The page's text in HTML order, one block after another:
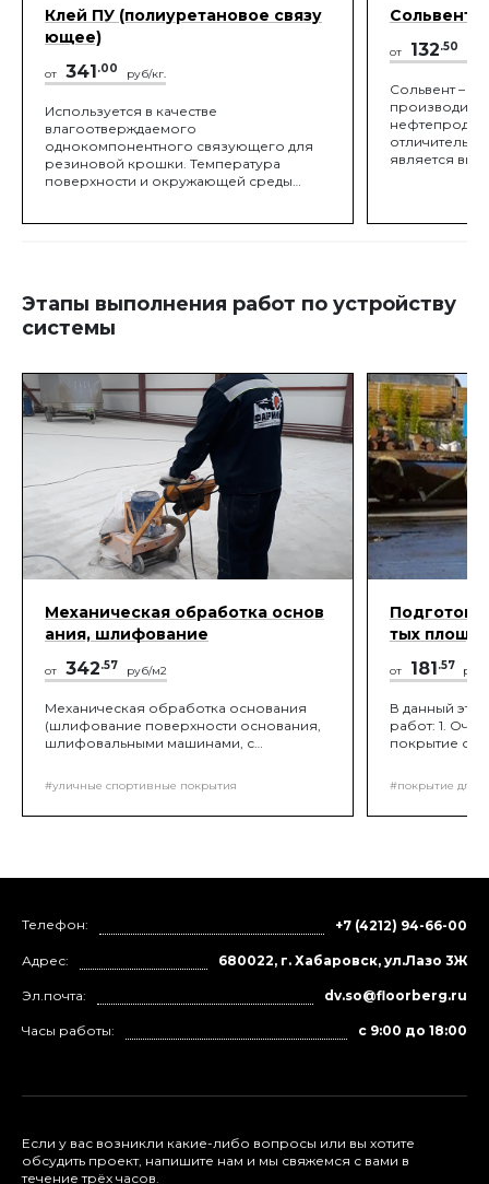
Клей ПУ (полиуретановое связу
ющее)
от 341.00 руб/кг.
Используется в качестве
влагоотверждаемого
однокомпонентного связующего для
резиновой крошки. Температура
поверхности и окружающей среды
Сольвент
от 132.50
Сольвент –
является
нанесения
Этапы выполнения работ по устройству
системы
Механическая обработка основ
ания, шлифование
от 342.57 руб/м2
Механическая обработка основания
(шлифование поверхности основания,
шлифовальными машинами, с
сегментами необходимой зернистости).
Целью обработки основания является
удаление с бетонной поверхности
монолитному соединению покрытия и
#уличные спортивные покрытия
тых
от 181 .57
В данный
работ: 1.
покрытие от
#покрытие для
Телефон: +7 (4212) 94-66-00
Адрес: 680022, г. Хабаровск, ул.Лазо 3Ж
Эл.почта: dv.so@floorberg.ru
Часы работы: с 9:00 до 18:00
Если у вас возникли какие-либо вопросы или вы хотите
обсудить проект, напишите нам и мы свяжемся с вами в
течение трёх часов.